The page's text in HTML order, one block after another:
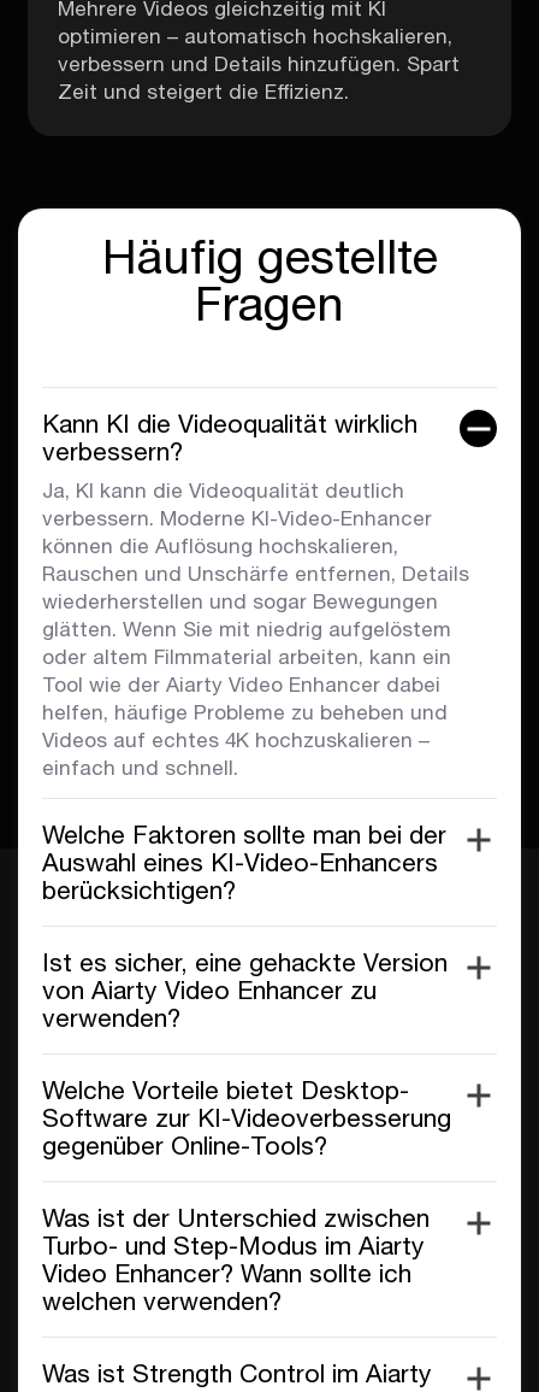
Mehrere Videos gleichzeitig mit KI
optimieren – automatisch hochskalieren,
verbessern und Details hinzufügen. Spart
Zeit und steigert die Effizienz.
Häufig gestellte
Fragen
Kann KI die Videoqualität wirklich
verbessern?
Ja, KI kann die Videoqualität deutlich
verbessern. Moderne KI-Video-Enhancer
können die Auflösung hochskalieren,
Rauschen und Unschärfe entfernen, Details
wiederherstellen und sogar Bewegungen
glätten. Wenn Sie mit niedrig aufgelöstem
oder altem Filmmaterial arbeiten, kann ein
Tool wie der Aiarty Video Enhancer dabei
helfen, häufige Probleme zu beheben und
Videos auf echtes 4K hochzuskalieren –
einfach und schnell.
Welche Faktoren sollte man bei der
Auswahl eines KI-Video-Enhancers
berücksichtigen?
Ist es sicher, eine gehackte Version
von Aiarty Video Enhancer zu
verwenden?
Welche Vorteile bietet Desktop-
Software zur KI-Videoverbesserung
gegenüber Online-Tools?
Was ist der Unterschied zwischen
Turbo- und Step-Modus im Aiarty
Video Enhancer? Wann sollte ich
welchen verwenden?
Was ist Strength Control im Aiarty